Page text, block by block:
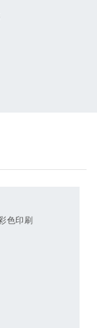
色印刷